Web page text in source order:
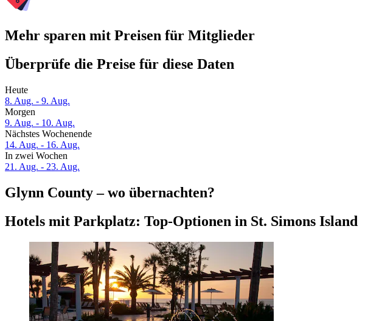
Mehr sparen mit Preisen für Mitglieder
Überprüfe die Preise für diese Daten
Heute
8. Aug. - 9. Aug.
Morgen
9. Aug. - 10. Aug.
Nächstes Wochenende
14. Aug. - 16. Aug.
In zwei Wochen
21. Aug. - 23. Aug.
Glynn County – wo übernachten?
Hotels mit Parkplatz: Top-Optionen in St. Simons Island